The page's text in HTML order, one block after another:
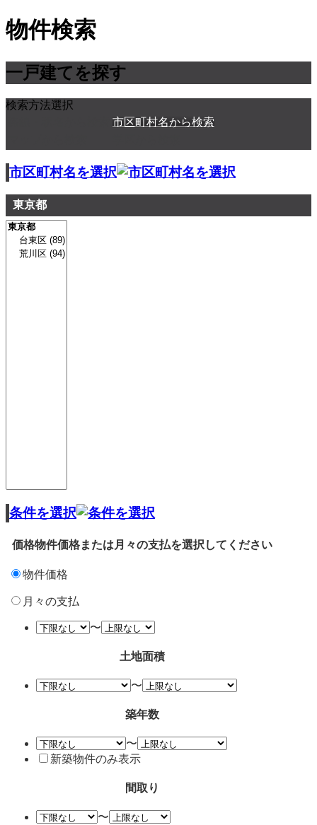
物件検索
一戸建てを探す
検索方法選択
市区町村名から検索
市区町村名を選択
東京都
条件を選択
価格物件価格または月々の支払を選択してください
物件価格
月々の支払
〜
土地面積
〜
築年数
〜
新築物件のみ表示
間取り
〜